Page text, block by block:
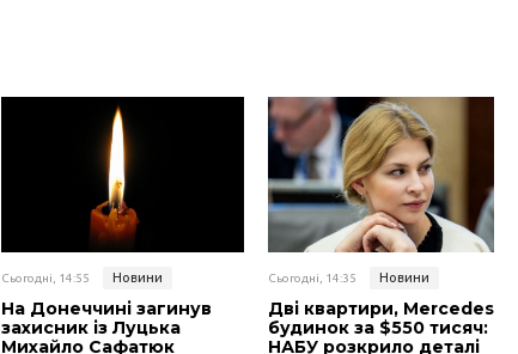
Сьогодні, 14:55 Новини
На Донеччині загинув
захисник із Луцька
Михайло Сафатюк
Сьогодні, 14:35 Новини
Дві квартири, Mercedes і
будинок за $550 тисяч:
НАБУ розкрило деталі